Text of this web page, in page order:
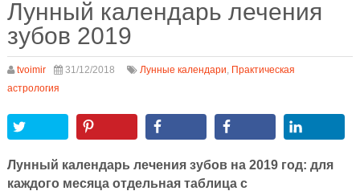
Лунный календарь лечения
зубов 2019
tvoimir 31/12/2018 Лунные календари, Практическая
астрология
Лунный календарь лечения зубов на 2019 год: для
каждого месяца отдельная таблица с